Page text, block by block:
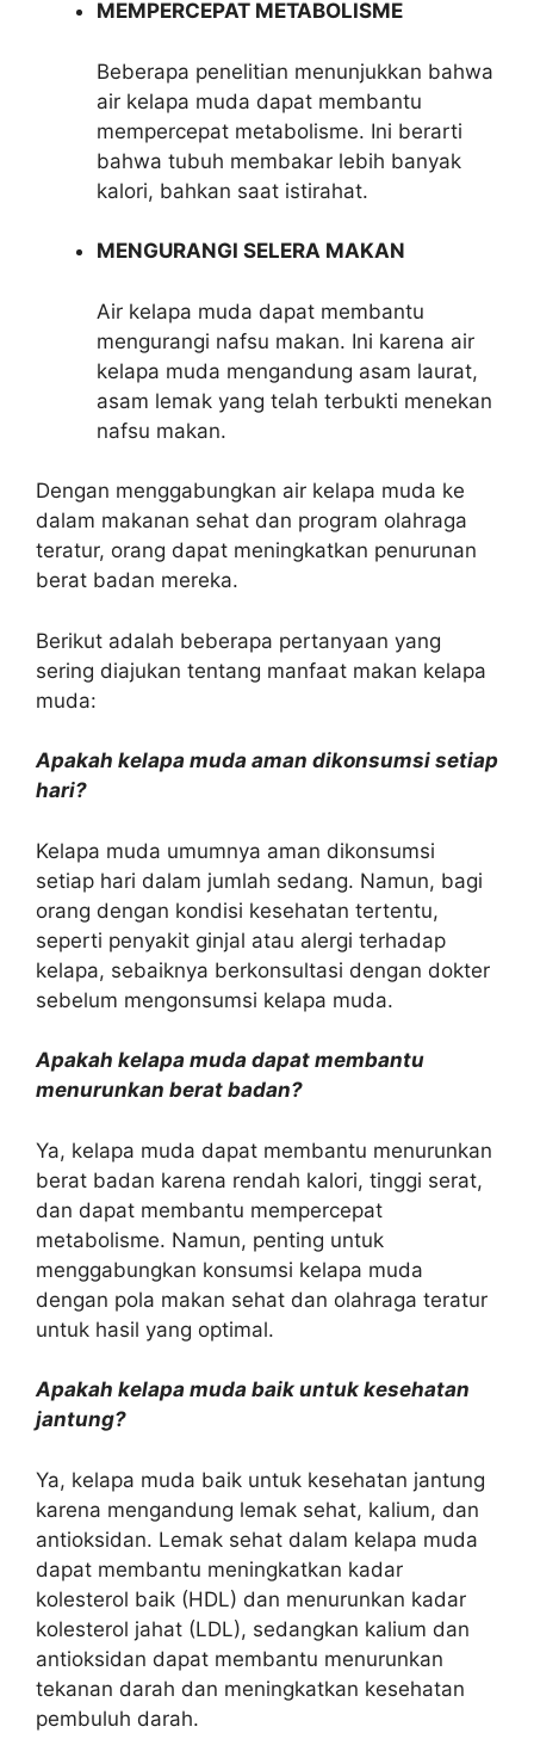
MEMPERCEPAT METABOLISME
Beberapa penelitian menunjukkan bahwa
air kelapa muda dapat membantu
mempercepat metabolisme. Ini berarti
bahwa tubuh membakar lebih banyak
kalori, bahkan saat istirahat.
MENGURANGI SELERA MAKAN
Air kelapa muda dapat membantu
mengurangi nafsu makan. Ini karena air
kelapa muda mengandung asam laurat,
asam lemak yang telah terbukti menekan
nafsu makan.
Dengan menggabungkan air kelapa muda ke
dalam makanan sehat dan program olahraga
teratur, orang dapat meningkatkan penurunan
berat badan mereka.
Berikut adalah beberapa pertanyaan yang
sering diajukan tentang manfaat makan kelapa
muda:
Apakah kelapa muda aman dikonsumsi setiap
hari?
Kelapa muda umumnya aman dikonsumsi
setiap hari dalam jumlah sedang. Namun, bagi
orang dengan kondisi kesehatan tertentu,
seperti penyakit ginjal atau alergi terhadap
kelapa, sebaiknya berkonsultasi dengan dokter
sebelum mengonsumsi kelapa muda.
Apakah kelapa muda dapat membantu
menurunkan berat badan?
Ya, kelapa muda dapat membantu menurunkan
berat badan karena rendah kalori, tinggi serat,
dan dapat membantu mempercepat
metabolisme. Namun, penting untuk
menggabungkan konsumsi kelapa muda
dengan pola makan sehat dan olahraga teratur
untuk hasil yang optimal.
Apakah kelapa muda baik untuk kesehatan
jantung?
Ya, kelapa muda baik untuk kesehatan jantung
karena mengandung lemak sehat, kalium, dan
antioksidan. Lemak sehat dalam kelapa muda
dapat membantu meningkatkan kadar
kolesterol baik (HDL) dan menurunkan kadar
kolesterol jahat (LDL), sedangkan kalium dan
antioksidan dapat membantu menurunkan
tekanan darah dan meningkatkan kesehatan
pembuluh darah.